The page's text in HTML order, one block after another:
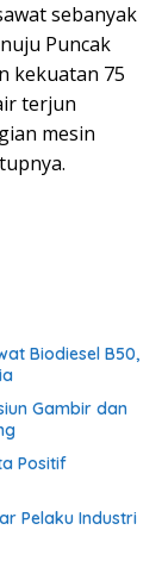
sebanyak
Puncak
kekuatan 75
terjun
mesin
Biodiesel B50,
Gambir dan
Positif
Pelaku Industri